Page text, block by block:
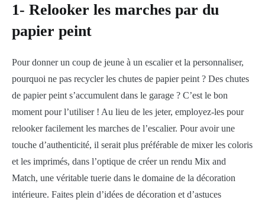
1- Relooker les marches par du
papier peint
Pour donner un coup de jeune à un escalier et la personnaliser,
pourquoi ne pas recycler les chutes de papier peint ? Des chutes
de papier peint s’accumulent dans le garage ? C’est le bon
moment pour l’utiliser ! Au lieu de les jeter, employez-les pour
relooker facilement les marches de l’escalier. Pour avoir une
touche d’authenticité, il serait plus préférable de mixer les coloris
et les imprimés, dans l’optique de créer un rendu Mix and
Match, une véritable tuerie dans le domaine de la décoration
intérieure. Faites plein d’idées de décoration et d’astuces